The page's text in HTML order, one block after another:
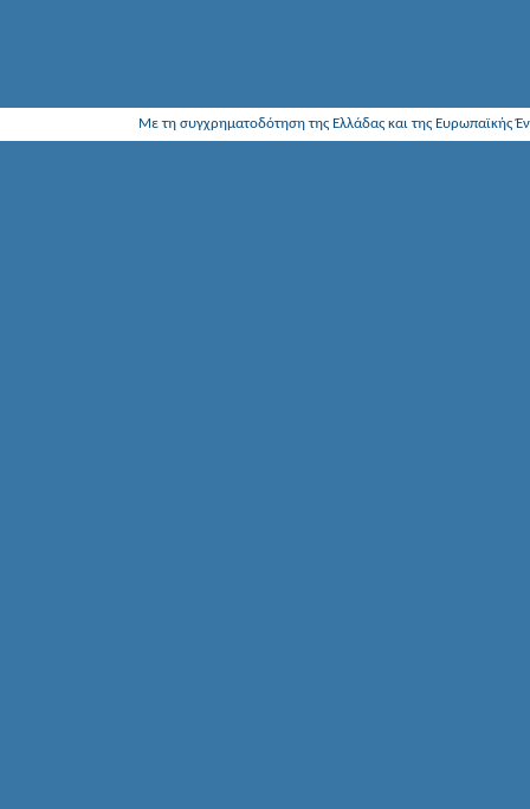
Με τη συγχρηματοδότηση της Ελλάδας και της Ευρωπαϊκής